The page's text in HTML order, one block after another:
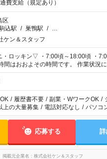
費支給（規定あり）
区
込駅 / 巣鴨駅 / …
ケン＆スタッフ
ロッキン▽ ・7:00頃～18:00頃 ・
ります。 ▽その他イベント多数▽ 午前中
！ ・20:00～23:00 がっつり！
トにより異なります。
/ 履歴書不要 / 副業・WワークOK /
上の大量募集 / 電話対応なし / パソコ
応募する
掲載元企業名 株式会社ケン＆スタッフ